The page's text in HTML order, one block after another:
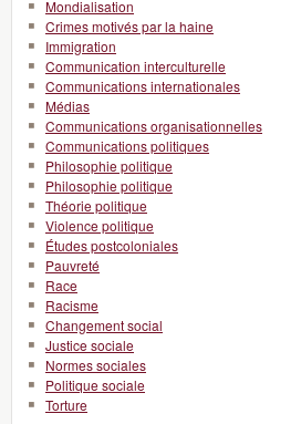
Mondialisation
Crimes motivés par la haine
Immigration
Communication interculturelle
Communications internationales
Médias
Communications organisationnelles
Communications politiques
Philosophie politique
Philosophie politique
Théorie politique
Violence politique
Études postcoloniales
Pauvreté
Race
Racisme
Changement social
Justice sociale
Normes sociales
Politique sociale
Torture